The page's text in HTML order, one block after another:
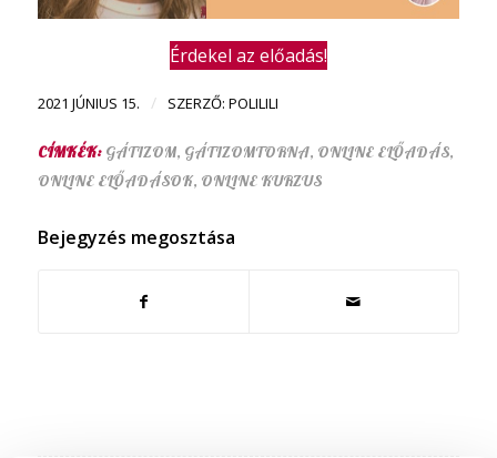
Érdekel az előadás!
2021 JÚNIUS 15. / SZERZŐ: POLILILI
CÍMKÉK: GÁTIZOM, GÁTIZOMTORNA, ONLINE ELŐADÁS,
ONLINE ELŐADÁSOK, ONLINE KURZUS
Bejegyzés megosztása